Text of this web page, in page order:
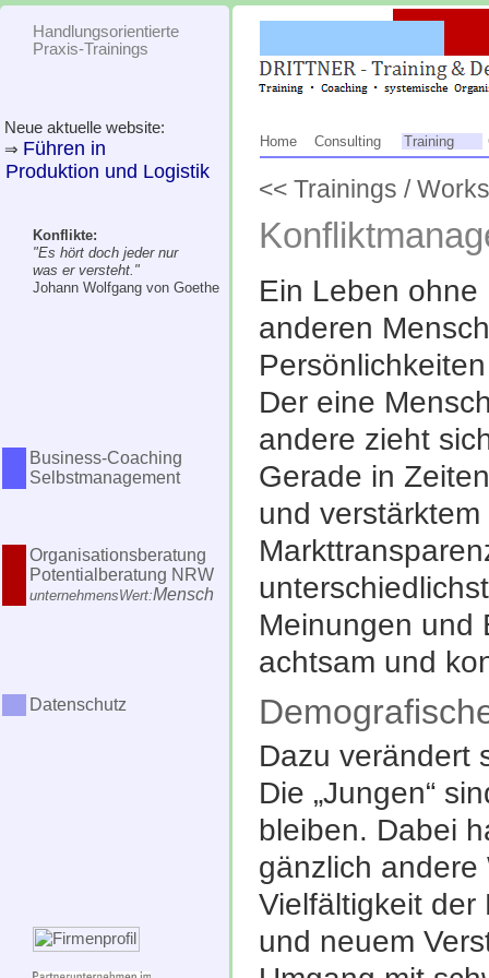
Handlungsorientierte
Praxis-Trainings
Konflikte:
"Es hört doch jeder nur
was er versteht."
Johann Wolfgang von Goethe
<< Trainings /
Ein Leben ohne
anderen
Der eine
andere zieht
Gerade in
und
Meinungen und
achtsam und
Dazu verändert
Die „Jungen“
bleiben. Dabei
gänzlich andere
Vielfältigkeit der
und neuem